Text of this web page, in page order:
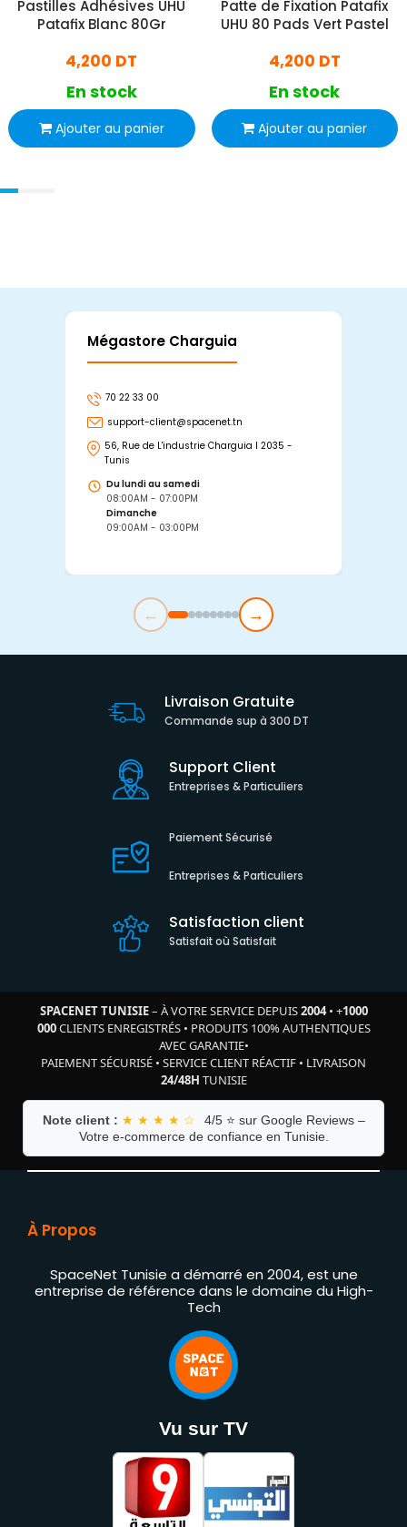
Pastilles Adhésives UHU
Patafix Blanc 80Gr
4,200 DT
En stock
Ajouter au panier
Patte de Fixation Patafix
UHU 80 Pads Vert Pastel
4,200 DT
En stock
Ajouter au panier
Mégastore Charguia
70 22 33 00
support-client@spacenet.tn
56, Rue de L'industrie Charguia I 2035 -
Tunis
Du lundi au samedi
08:00AM - 07:00PM
Dimanche
09:00AM - 03:00PM
← →
Livraison Gratuite
Commande sup à 300 DT
Support Client
Entreprises & Particuliers
Paiement Sécurisé
Entreprises & Particuliers
Satisfaction client
Satisfait où Satisfait
SPACENET TUNISIE– À VOTRE SERVICE DEPUIS2004• +1000
000CLIENTS ENREGISTRÉS• PRODUITS 100% AUTHENTIQUES
AVEC GARANTIE•
PAIEMENT SÉCURISÉ • SERVICE CLIENT RÉACTIF • LIVRAISON
24/48H TUNISIE
Note client : ★ ★ ★ ★ ☆
4/5 ⭐ sur Google Reviews –
Votre e-commerce de confiance en Tunisie.
À Propos
SpaceNet Tunisie a démarré en 2004, est une
entreprise de référence dans le domaine du High-
Tech
Vu sur TV